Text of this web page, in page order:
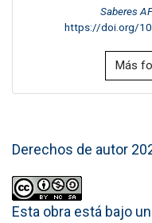
Saberes
https://doi.org/
Más
Derechos de autor
Esta obra está bajo